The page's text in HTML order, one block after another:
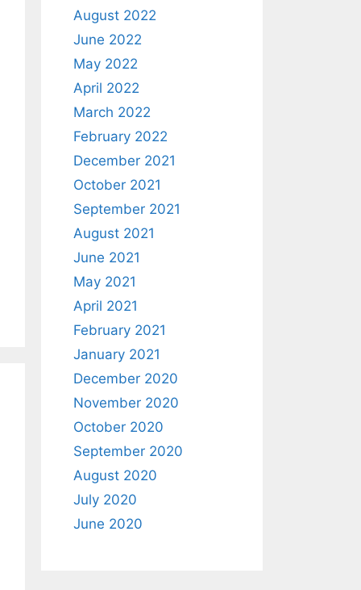
August 2022
June 2022
May 2022
April 2022
March 2022
February 2022
December 2021
October 2021
September 2021
August 2021
June 2021
May 2021
April 2021
February 2021
January 2021
December 2020
November 2020
October 2020
September 2020
August 2020
July 2020
June 2020